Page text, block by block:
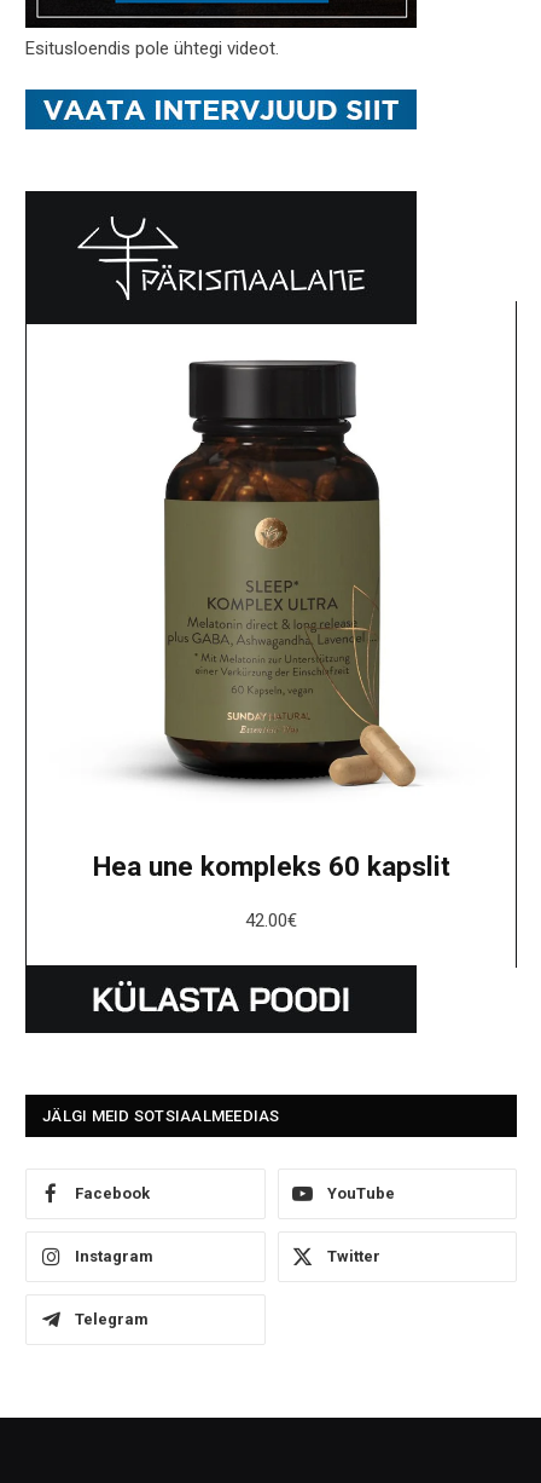
Esitusloendis pole ühtegi videot.
Hea une kompleks 60 kapslit
42.00€
JÄLGI MEID SOTSIAALMEEDIAS
Facebook YouTube
Instagram Twitter
Telegram